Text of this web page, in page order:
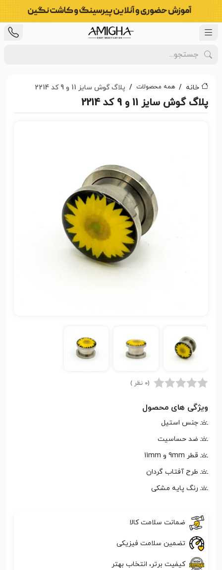
خانه همه محصولات پلاگ گوش سایز 11 و 9 کد 2214
پلاگ گوش سایز 11 و 9 کد 2214
(0 نظر )
ویژگی های محصول
جنس استیل
ضد حساسیت
قطر 9mm و 11mm
طرح آفتاب گردان
رنگ پایه مشکی
ضمانت سلامت کالا
تضمین سلامت فیزیکی
کیفیت برتر، انتخاب بهتر